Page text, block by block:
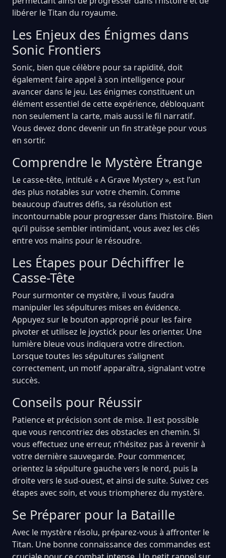
libérer le Titan du royaume.
Les Enjeux des Énigmes dans
Sonic Frontiers
Sonic, bien que célèbre pour sa rapidité, doit
également faire appel à son intelligence pour
avancer dans le jeu. Les énigmes constituent un
élément essentiel de cette expérience, débloquant
non seulement la carte, mais aussi le fil narratif.
Vous devez donc devenir un fin stratège pour vous
en sortir.
Comprendre le Mystère Étrange
Le casse-tête, intitulé « A Grave Mystery », est l’un
des plus notables sur votre chemin. Comme
beaucoup d’autres défis, sa résolution est
incontournable pour progresser dans l’histoire. Bien
qu’il puisse sembler intimidant, vous avez les clés
entre vos mains pour le résoudre.
Les Étapes pour Déchiffrer le
Casse-Tête
Pour surmonter ce mystère, il vous faudra
manipuler les sépultures mises en évidence.
Appuyez sur le bouton approprié pour les faire
pivoter et utilisez le joystick pour les orienter. Une
lumière bleue vous indiquera votre direction.
Lorsque toutes les sépultures s’alignent
correctement, un motif apparaîtra, signalant votre
succès.
Conseils pour Réussir
Patience et précision sont de mise. Il est possible
que vous rencontriez des obstacles en chemin. Si
vous effectuez une erreur, n’hésitez pas à revenir à
votre dernière sauvegarde. Pour commencer,
orientez la sépulture gauche vers le nord, puis la
droite vers le sud-ouest, et ainsi de suite. Suivez ces
étapes avec soin, et vous triompherez du mystère.
Se Préparer pour la Bataille
Avec le mystère résolu, préparez-vous à affronter le
Titan. Une bonne connaissance des commandes est